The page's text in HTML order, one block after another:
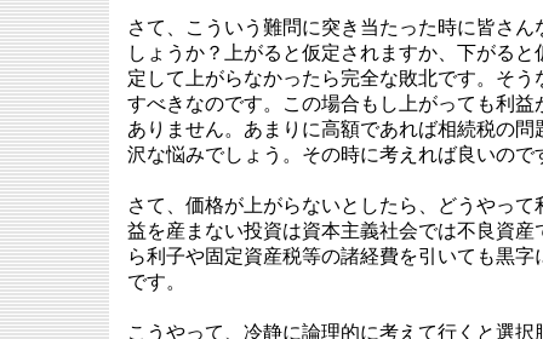
さて、こういう難問に突き当たった時に皆さ
しょうか？上がると仮定されますか、下がる
定して上がらなかったら完全な敗北です。そ
すべきなのです。この場合もし上がっても利益
ありません。あまりに高額であれば相続税の
沢な悩みでしょう。その時に考えれば良いので
さて、価格が上がらないとしたら、どうやっ
益を産まない投資は資本主義社会では不良資
ら利子や固定資産税等の諸経費を引いても黒
です。
こうやって、冷静に論理的に考えて行くと選